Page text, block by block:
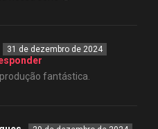
31 de dezembro de 2024
fantástica.